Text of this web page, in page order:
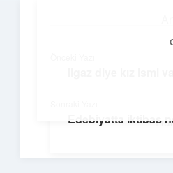
Temiz
Ilgaz diye kız ismi
Edebiyatta iktibas